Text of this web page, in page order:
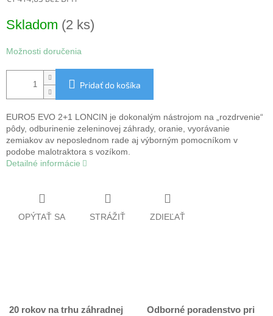
cena:
Skladom (2 ks)
Možnosti doručenia
Pridať do košíka
EURO5 EVO 2+1 LONCIN je dokonalým nástrojom na „rozdrvenie“
pôdy, odburinenie zeleninovej záhrady, oranie, vyorávanie
zemiakov av neposlednom rade aj výborným pomocníkom v
podobe malotraktora s vozíkom.
Detailné informácie
OPÝTAŤ SA STRÁŽIŤ ZDIEĽAŤ
20 rokov na trhu záhradnej
Odborné poradenstvo pri